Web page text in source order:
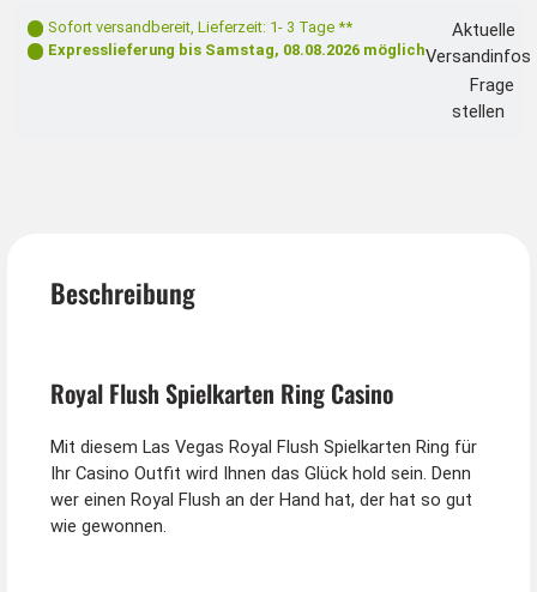
Sofort versandbereit, Lieferzeit: 1- 3 Tage **
Expresslieferung bis Samstag, 08.08.2026 möglich
Aktuelle
Versandinfos
Frage
stellen
Beschreibung
Royal Flush Spielkarten Ring Casino
Mit diesem Las Vegas Royal Flush Spielkarten Ring für
Ihr Casino Outfit wird Ihnen das Glück hold sein. Denn
wer einen Royal Flush an der Hand hat, der hat so gut
wie gewonnen.